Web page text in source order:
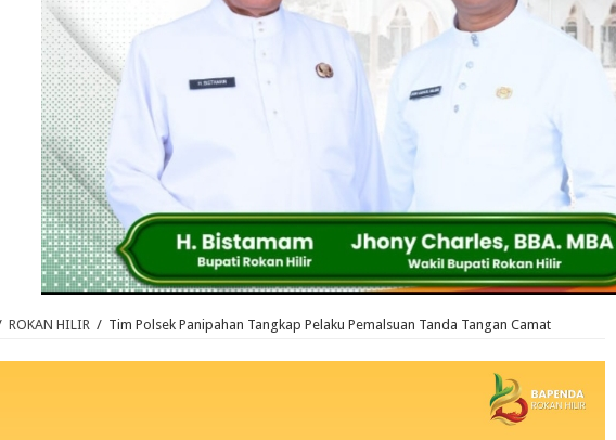
ROKAN HILIR / Tim Polsek Panipahan Tangkap Pelaku Pemalsuan Tanda Tangan Camat